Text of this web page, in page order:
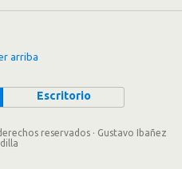
arriba
Escritorio
reservados · Gustavo Ibañez